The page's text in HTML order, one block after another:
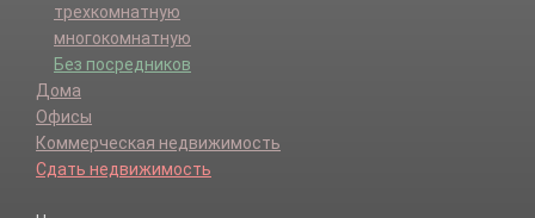
трехкомнатную
многокомнатную
Без посредников
Дома
Офисы
Коммерческая недвижимость
Сдать недвижимость